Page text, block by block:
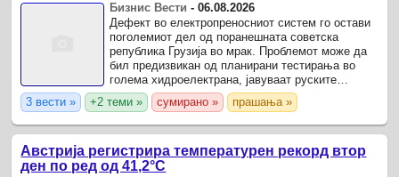
Бизнис Вести -06.08.2026
Дефект во електропреносниот систем го остави
поголемиот дел од поранешната советска
република Грузија во мрак. Проблемот може да
бил предизвикан од планирани тестирања во
голема хидроелектрана, јавуваат руските
медиуми.
3 вести » +2 теми » сумирано » прашања »
Австрија регистрира температурен рекорд втор
ден по ред од 41,2°C